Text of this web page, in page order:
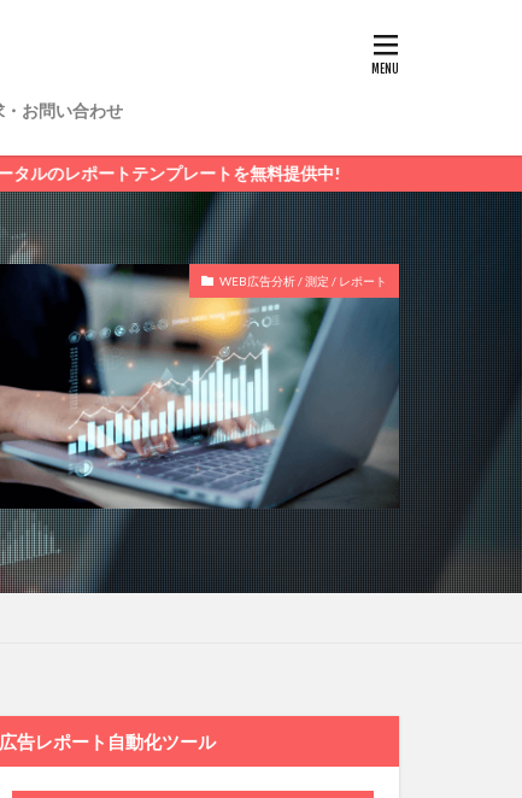
・お問い合わせ
プレートを無料提供中!
WEB広告分析 / 測定 / レポート
広告レポート自動化ツール